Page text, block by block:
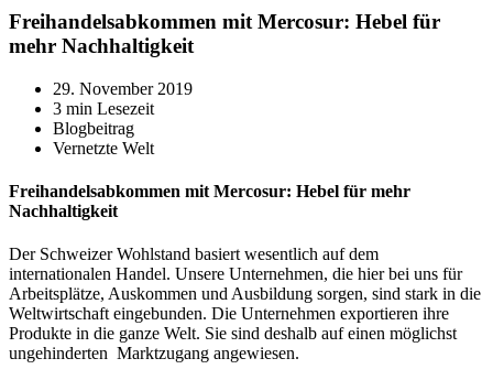
Freihandelsabkommen mit Mercosur: Hebel für
mehr Nachhaltigkeit
29. November 2019
3 min Lesezeit
Blogbeitrag
Vernetzte Welt
Freihandelsabkommen mit Mercosur: Hebel für mehr
Nachhaltigkeit
Der Schweizer Wohlstand basiert wesentlich auf dem
internationalen Handel. Unsere Unternehmen, die hier bei uns für
Arbeitsplätze, Auskommen und Ausbildung sorgen, sind stark in die
Weltwirtschaft eingebunden. Die Unternehmen exportieren ihre
Produkte in die ganze Welt. Sie sind deshalb auf einen möglichst
ungehinderten Marktzugang angewiesen.